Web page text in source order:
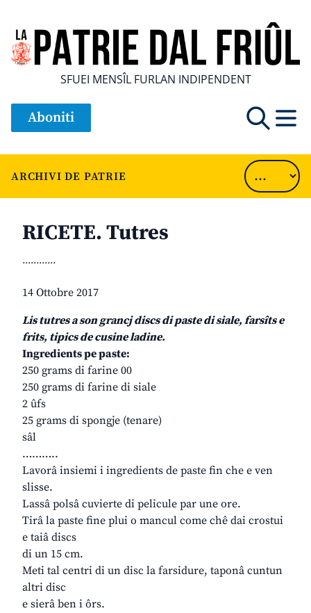
SFUEI MENSÎL FURLAN INDIPENDENT
Aboniti
ARCHIVI DE PATRIE
RICETE. Tutres
............
14 Ottobre 2017
Lis tutres a son grancj discs di paste di siale, farsîts e
frits, tipics de cusine ladine.
Ingredients pe paste:
250 grams di farine 00
250 grams di farine di siale
2 ûfs
25 grams di spongje (tenare)
sâl
………..
Lavorâ insiemi i ingredients de paste fin che e ven
slisse.
Lassâ polsâ cuvierte di pelicule par une ore.
Tirâ la paste fine plui o mancul come chê dai crostui
e taiâ discs
di un 15 cm.
Meti tal centri di un disc la farsidure, taponâ cuntun
altri disc
e sierâ ben i ôrs.